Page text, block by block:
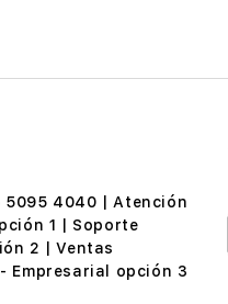
5095 4040 | Atención
1 | Soporte
2 | Ventas
Empresarial opción 3